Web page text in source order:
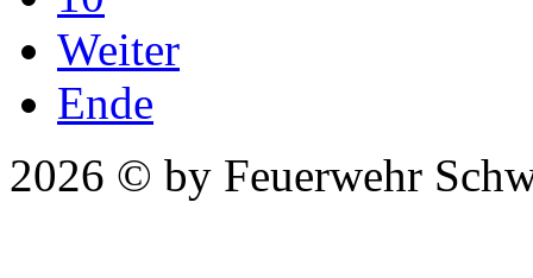
Weiter
Ende
2026 © by Feuerwehr